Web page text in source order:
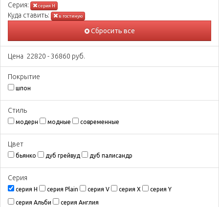
Серия: серия H
Куда ставить: в гостиную
Сбросить все
Цена 22820 - 36860 руб.
Покрытиe
шпон
Стиль
модерн модные современные
Цвeт
бьянко дуб грейвуд дуб палисандр
Серия
серия H серия Plain серия V серия X серия Y
серия Альби серия Англия